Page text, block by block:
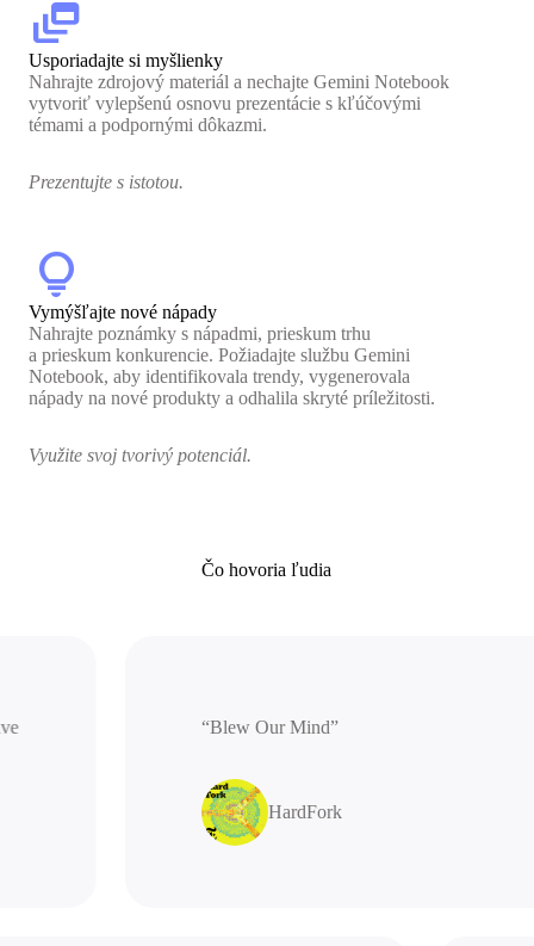
dynamic_feed
Usporiadajte si myšlienky
Nahrajte zdrojový materiál a nechajte Gemini Notebook
vytvoriť vylepšenú osnovu prezentácie s kľúčovými
témami a podpornými dôkazmi.
Prezentujte s istotou.
lightbulb
Vymýšľajte nové nápady
Nahrajte poznámky s nápadmi, prieskum trhu
a prieskum konkurencie. Požiadajte službu Gemini
Notebook, aby identifikovala trendy, vygenerovala
nápady na nové produkty a odhalila skryté príležitosti.
Využite svoj tvorivý potenciál.
Čo hovoria ľudia
“Blew Our Mind”
HardFork